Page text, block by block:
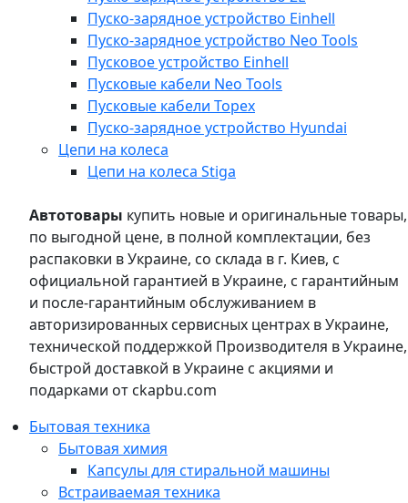
Пуско-зарядное устройство Einhell
Пуско-зарядное устройство Neo Tools
Пусковое устройство Einhell
Пусковые кабели Neo Tools
Пусковые кабели Topex
Пуско-зарядное устройство Hyundai
Цепи на колеса
Цепи на колеса Stiga
Автотовары купить новые и оригинальные товары,
по выгодной цене, в полной комплектации, без
распаковки в Украине, со склада в г. Киев, с
официальной гарантией в Украине, с гарантийным
и после-гарантийным обслуживанием в
авторизированных сервисных центрах в Украине,
технической поддержкой Производителя в Украине,
быстрой доставкой в Украине с акциями и
подарками от ckapbu.com
Бытовая техника
Бытовая химия
Капсулы для стиральной машины
Встраиваемая техника